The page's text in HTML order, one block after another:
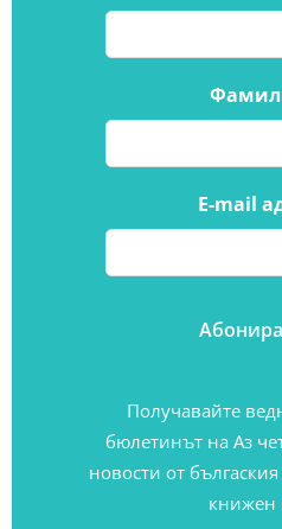
E-mail
Получавайте
бюлетинът на Аз
новости от
книжен